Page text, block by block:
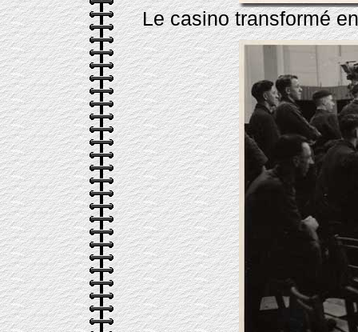
Le casino transformé